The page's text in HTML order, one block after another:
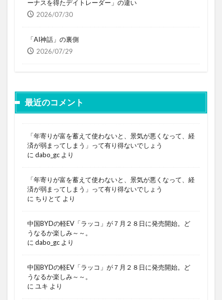
ーナスを得たデイトレーダー」の違い
2026/07/30
「AI神話」の裏側
2026/07/29
最近のコメント
「年寄りが富を蓄えて使わないと、景気が悪くなって、経
済が弱まってしまう」って有り得ないでしょう
に dabo_gc より
「年寄りが富を蓄えて使わないと、景気が悪くなって、経
済が弱まってしまう」って有り得ないでしょう
に ちりとて より
中国BYDの軽EV「ラッコ」が７月２８日に発売開始。ど
うなるか楽しみ～～。
に dabo_gc より
中国BYDの軽EV「ラッコ」が７月２８日に発売開始。ど
うなるか楽しみ～～。
に ユキ より